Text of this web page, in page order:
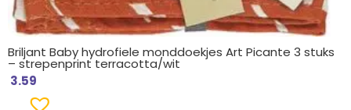
Briljant Baby hydrofiele monddoekjes Art Picante 3 stuks
– strepenprint terracotta/wit
3.59